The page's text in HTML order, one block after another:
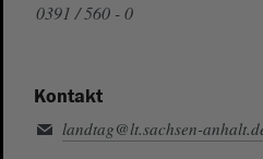
0391 / 560 - 0
Kontakt
landtag@lt.sachsen-